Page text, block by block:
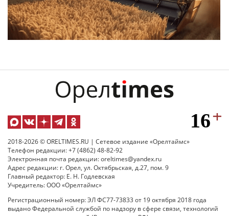
2018-2026 © ORELTIMES.RU | Сетевое издание «Орелтаймс»
Телефон редакции: +7 (4862) 48-82-92
Электронная почта редакции: oreltimes@yandex.ru
Адрес редакции: г. Орел, ул. Октябрьская, д.27, пом. 9
Главный редактор: Е. Н. Годлевская
Учредитель: ООО «Орелтаймс»
Регистрационный номер: ЭЛ ФС77-73833 от 19 октября 2018 года
выдано Федеральной службой по надзору в сфере связи, технологий